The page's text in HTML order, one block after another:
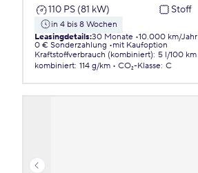
110 PS (81 kW)
Stoff
in 4 bis 8 Wochen
Leasingdetails:30 Monate 10.000 km/Jahr
0 € Sonderzahlung
mit Kaufoption
Kraftstoffverbrauch (kombiniert): 5 l/100 km
kombiniert: 114 g/km CO₂-Klasse: C